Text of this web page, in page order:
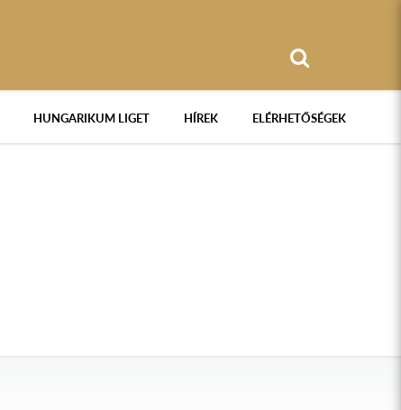
HUNGARIKUM LIGET HÍREK ELÉRHETŐSÉGEK